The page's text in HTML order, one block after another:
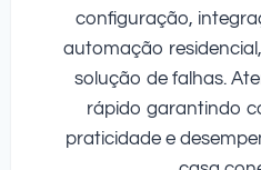
configuração,
automação
solução de falhas.
rápido garantindo
praticidade e